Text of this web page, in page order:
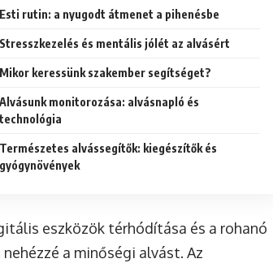
Esti rutin: a nyugodt átmenet a pihenésbe
Stresszkezelés és mentális jólét az alvásért
Mikor keressünk szakember segítséget?
Alvásunk monitorozása: alvásnapló és
technológia
Természetes alvássegítők: kiegészítők és
gyógynövények
eszközök térhódítása és a rohanó
a minőségi alvást. Az